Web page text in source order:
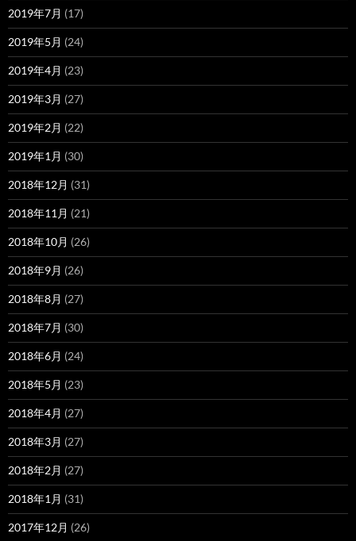
2019年7月 (17)
2019年5月 (24)
2019年4月 (23)
2019年3月 (27)
2019年2月 (22)
2019年1月 (30)
2018年12月 (31)
2018年11月 (21)
2018年10月 (26)
2018年9月 (26)
2018年8月 (27)
2018年7月 (30)
2018年6月 (24)
2018年5月 (23)
2018年4月 (27)
2018年3月 (27)
2018年2月 (27)
2018年1月 (31)
2017年12月 (26)